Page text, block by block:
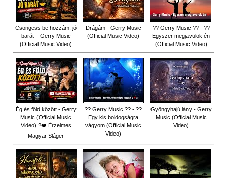
Csöngess be hozzám, jó
barát – Gerry Music
(Official Music Video)
Drágám - Gerry Music
(Official Music Video)
?? Gerry Music ?? - ??
Egyszer megjavulok én
(Official Music Video)
Ég és föld között - Gerry
Music (Official Music
Video) ?❤️ Érzelmes
Magyar Sláger
?? Gerry Music ?? - ??
Egy kis boldogságra
vágyom (Official Music
Video)
Gyöngyhajú lány - Gerry
Music (Official Music
Video)